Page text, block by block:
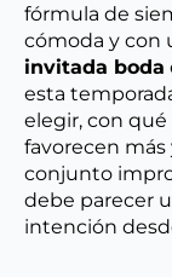
fórmula de
cómoda y con
invitada boda
esta
elegir, con
favorecen más
conjunto
debe parecer
intención